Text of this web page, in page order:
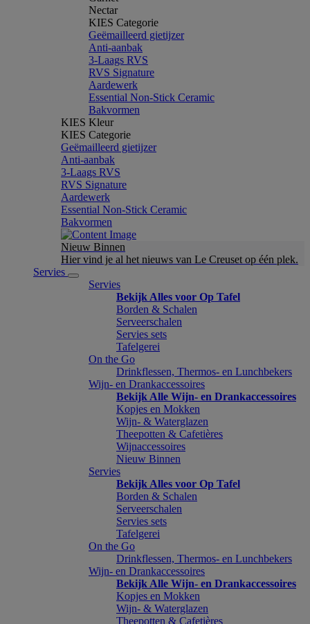
Nectar
KIES Categorie
Geëmailleerd gietijzer
Anti-aanbak
3-Laags RVS
RVS Signature
Aardewerk
Essential Non-Stick Ceramic
Bakvormen
KIES Kleur
KIES Categorie
Geëmailleerd gietijzer
Anti-aanbak
3-Laags RVS
RVS Signature
Aardewerk
Essential Non-Stick Ceramic
Bakvormen
Nieuw Binnen
Hier vind je al het nieuws van Le Creuset op één plek.
Servies
Servies
Bekijk Alles voor Op Tafel
Borden & Schalen
Serveerschalen
Servies sets
Tafelgerei
On the Go
Drinkflessen, Thermos- en Lunchbekers
Wijn- en Drankaccessoires
Bekijk Alle Wijn- en Drankaccessoires
Kopjes en Mokken
Wijn- & Waterglazen
Theepotten & Cafetières
Wijnaccessoires
Nieuw Binnen
Servies
Bekijk Alles voor Op Tafel
Borden & Schalen
Serveerschalen
Servies sets
Tafelgerei
On the Go
Drinkflessen, Thermos- en Lunchbekers
Wijn- en Drankaccessoires
Bekijk Alle Wijn- en Drankaccessoires
Kopjes en Mokken
Wijn- & Waterglazen
Theepotten & Cafetières